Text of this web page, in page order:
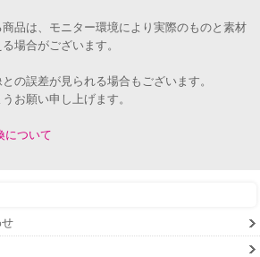
品は、モニター環境により実際のものと素材
場合がございます。
の誤差が見られる場合もございます。
お願い申し上げます。
について